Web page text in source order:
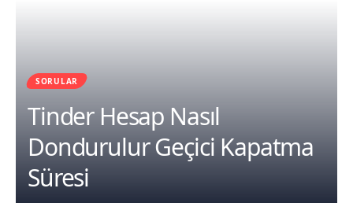
SORULAR
Tinder Hesap Nasıl
Dondurulur Geçici Kapatma
Süresi